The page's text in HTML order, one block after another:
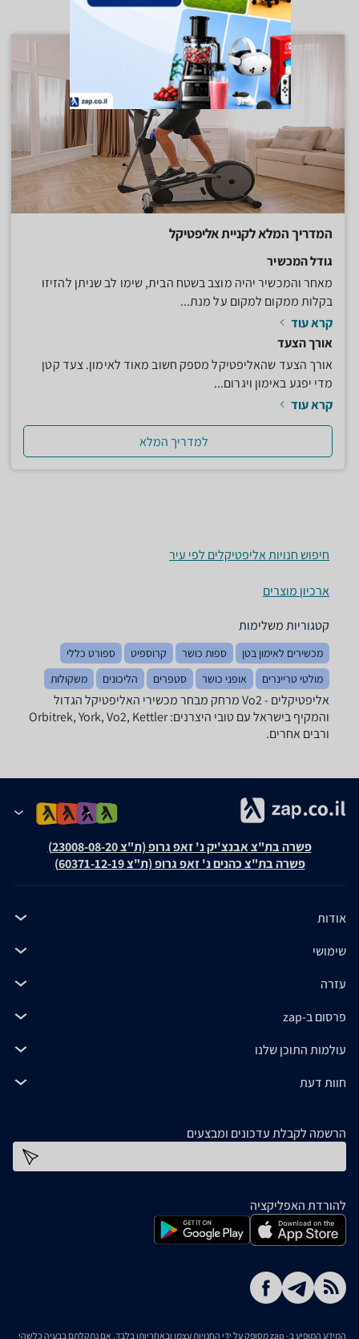
המדריך המלא לקניית אליפטיקל
גודל המכשיר
מאחר והמכשיר יהיה מוצב בשטח הבית, שימו לב שניתן להזיזו
בקלות ממקום למקום על מנת...
קרא עוד
אורך הצעד
אורך הצעד שהאליפטיקל מספק חשוב מאוד לאימון. צעד קטן
מדי יפגע באימון ויגרום...
קרא עוד
למדריך המלא
חיפוש חנויות אליפטיקלים לפי עיר
ארכיון מוצרים
קטגוריות משלימות
מכשירים לאימון בטן ספות כושר קרוספיט
ספורט כללי
מולטי טריינרים
אופני כושר סטפרים הליכונים משקולות
אליפטיקלים - ‏Vo2 ‏מרחק מבחר מכשירי האליפטיקל הגדול
והמקיף בישראל עם טובי היצרנים: Orbitrek, York, Vo2, Kettler
ורבים אחרים.
פשרה בת"צ אבנצ'יק נ' זאפ גרופ (ת"צ 23008-08-20)
פשרה בת"צ כהנים נ' זאפ גרופ (ת"צ 60371-12-19)
אודות
שימושי
עזרה
פרסום ב-zap
עולמות התוכן שלנו
חוות דעת
הרשמה לקבלת עדכונים ומבצעים
להורדת האפליקציה
המידע המופיע ב- zap מסופק על ידי החנויות עצמן ובאחריותן בלבד. אם נתקלתם בבעיה כלשהי